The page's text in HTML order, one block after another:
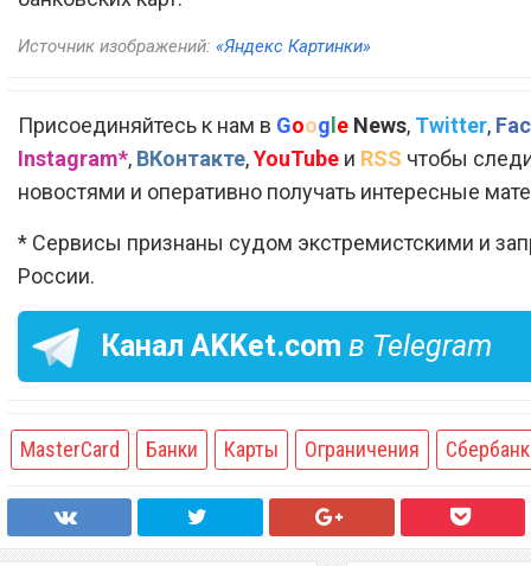
Источник изображений: «Яндекс Картинки»
Присоединяйтесь к нам в Google News, Twitter,
Instagram*, ВКонтакте,YouTube и RSS чтобы
новостями и оперативно получать интересные
* Сервисы признаны судом экстремистскими и
России.
Канал AKKet.com в Telegram
MasterCard Банки Карты Ограничения Сбербанк